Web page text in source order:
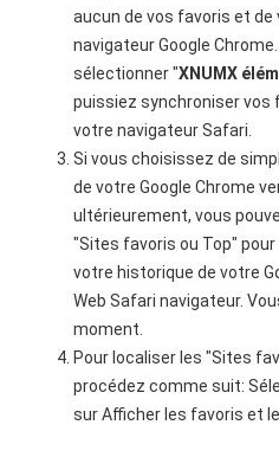
aucun de vos favoris et
navigateur Google
sélectionner "XNUMX
puissiez synchroniser vos
votre navigateur Safari.
Si vous choisissez de
de votre Google Chrome
ultérieurement, vous
"Sites favoris ou Top"
votre historique de votre
Web Safari navigateur.
moment.
Pour localiser les "Sites
procédez comme suit:
sur Afficher les favoris et